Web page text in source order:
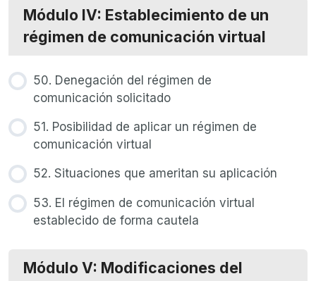
Módulo IV: Establecimiento de un
régimen de comunicación virtual
50. Denegación del régimen de
comunicación solicitado
51. Posibilidad de aplicar un régimen de
comunicación virtual
52. Situaciones que ameritan su aplicación
53. El régimen de comunicación virtual
establecido de forma cautela
Módulo V: Modificaciones del